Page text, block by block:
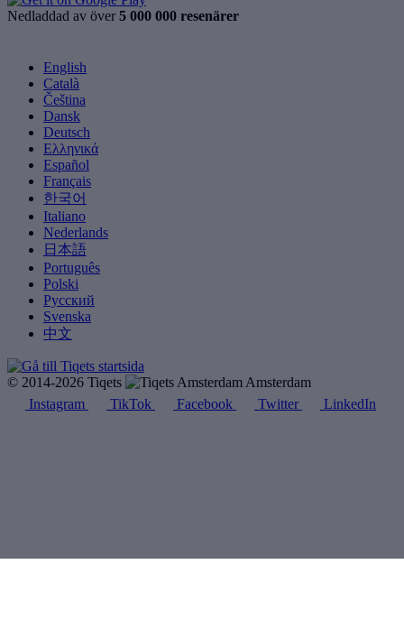
Nedladdad av över 5 000 000 resenärer
English
Català
Čeština
Dansk
Deutsch
Ελληνικά
Español
Français
한국어
Italiano
Nederlands
日本語
Português
Polski
Русский
Svenska
中文
© 2014-2026 Tiqets
Amsterdam
Instagram
TikTok Facebook Twitter LinkedIn